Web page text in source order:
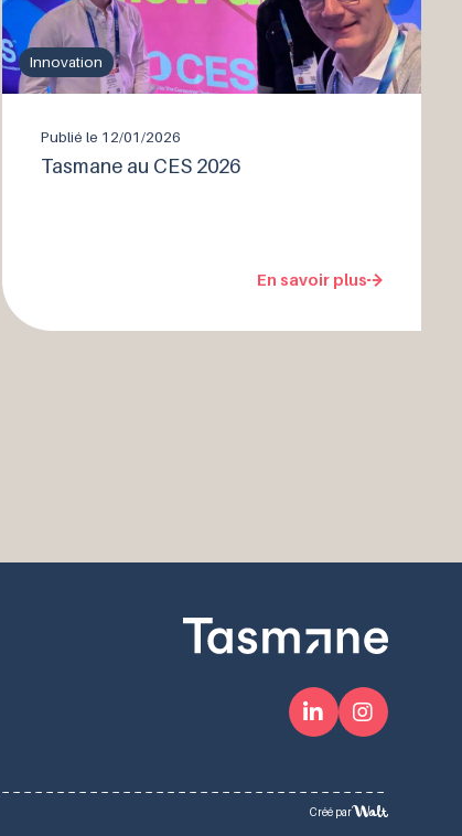
Innovation
Publié le 12/01/2026
Tasmane au CES 2026
En savoir plus
Créé par